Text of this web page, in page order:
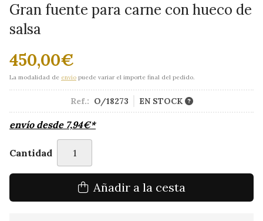
Gran fuente para carne con hueco de
salsa
450,00€
La modalidad de envío puede variar el importe final del pedido.
Ref.: O/18273 EN STOCK
envío desde 7,94€*
Cantidad
Añadir a la cesta